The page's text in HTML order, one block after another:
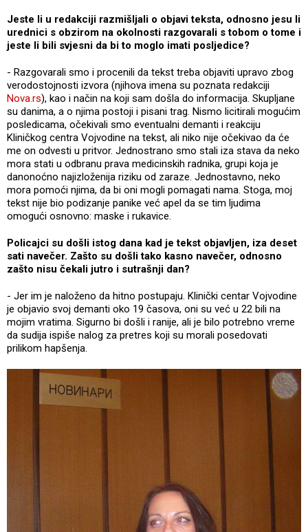
Jeste li u redakciji razmišljali o objavi teksta, odnosno jesu li
urednici s obzirom na okolnosti razgovarali s tobom o tome i
jeste li bili svjesni da bi to moglo imati posljedice?
- Razgovarali smo i procenili da tekst treba objaviti upravo zbog
verodostojnosti izvora (njihova imena su poznata redakciji
Nova.rs), kao i način na koji sam došla do informacija. Skupljane
su danima, a o njima postoji i pisani trag. Nismo licitirali mogućim
posledicama, očekivali smo eventualni demanti i reakciju
Kliničkog centra Vojvodine na tekst, ali niko nije očekivao da će
me on odvesti u pritvor. Jednostrano smo stali iza stava da neko
mora stati u odbranu prava medicinskih radnika, grupi koja je
danonoćno najizloženija riziku od zaraze. Jednostavno, neko
mora pomoći njima, da bi oni mogli pomagati nama. Stoga, moj
tekst nije bio podizanje panike već apel da se tim ljudima
omogući osnovno: maske i rukavice.
Policajci su došli istog dana kad je tekst objavljen, iza deset
sati navečer. Zašto su došli tako kasno navečer, odnosno
zašto nisu čekali jutro i sutrašnji dan?
- Jer im je naloženo da hitno postupaju. Klinički centar Vojvodine
je objavio svoj demanti oko 19 časova, oni su već u 22 bili na
mojim vratima. Sigurno bi došli i ranije, ali je bilo potrebno vreme
da sudija ispiše nalog za pretres koji su morali posedovati
prilikom hapšenja.